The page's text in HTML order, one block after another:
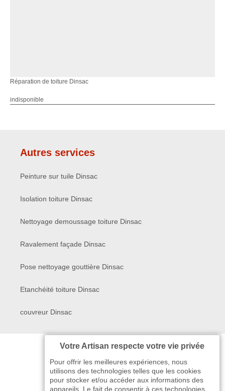
Réparation de toiture Dinsac
indisponible
Autres services
Peinture sur tuile Dinsac
Isolation toiture Dinsac
Nettoyage demoussage toiture Dinsac
Ravalement façade Dinsac
Pose nettoyage gouttière Dinsac
Etanchéité toiture Dinsac
couvreur Dinsac
Votre Artisan respecte votre vie privée
Pour offrir les meilleures expériences, nous
utilisons des technologies telles que les cookies
pour stocker et/ou accéder aux informations des
appareils. Le fait de consentir à ces technologies